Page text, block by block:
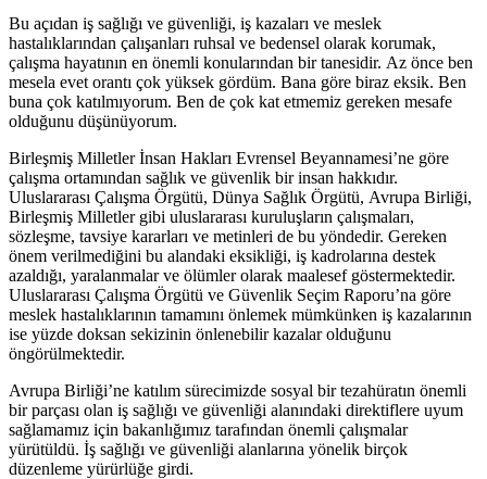
Bu açıdan iş sağlığı ve güvenliği, iş kazaları ve meslek
hastalıklarından çalışanları ruhsal ve bedensel olarak korumak,
çalışma hayatının en önemli konularından bir tanesidir. Az önce ben
mesela evet orantı çok yüksek gördüm. Bana göre biraz eksik. Ben
buna çok katılmıyorum. Ben de çok kat etmemiz gereken mesafe
olduğunu düşünüyorum.
Birleşmiş Milletler İnsan Hakları Evrensel Beyannamesi’ne göre
çalışma ortamından sağlık ve güvenlik bir insan hakkıdır.
Uluslararası Çalışma Örgütü, Dünya Sağlık Örgütü, Avrupa Birliği,
Birleşmiş Milletler gibi uluslararası kuruluşların çalışmaları,
sözleşme, tavsiye kararları ve metinleri de bu yöndedir. Gereken
önem verilmediğini bu alandaki eksikliği, iş kadrolarına destek
azaldığı, yaralanmalar ve ölümler olarak maalesef göstermektedir.
Uluslararası Çalışma Örgütü ve Güvenlik Seçim Raporu’na göre
meslek hastalıklarının tamamını önlemek mümkünken iş kazalarının
ise yüzde doksan sekizinin önlenebilir kazalar olduğunu
öngörülmektedir.
Avrupa Birliği’ne katılım sürecimizde sosyal bir tezahüratın önemli
bir parçası olan iş sağlığı ve güvenliği alanındaki direktiflere uyum
sağlamamız için bakanlığımız tarafından önemli çalışmalar
yürütüldü. İş sağlığı ve güvenliği alanlarına yönelik birçok
düzenleme yürürlüğe girdi.